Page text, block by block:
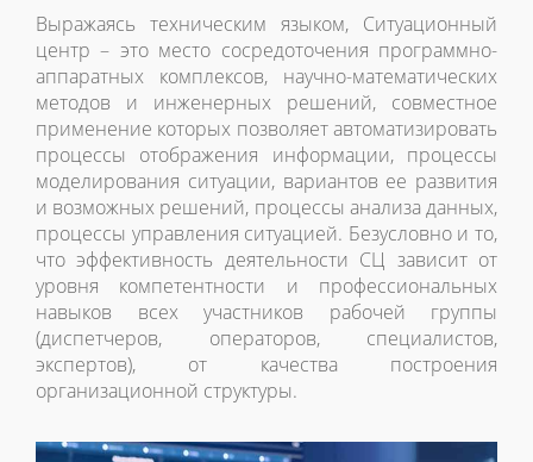
Выражаясь техническим языком, Ситуационный
центр – это место сосредоточения программно-
аппаратных комплексов, научно-математических
методов и инженерных решений, совместное
применение которых позволяет автоматизировать
процессы отображения информации, процессы
моделирования ситуации, вариантов ее развития
и возможных решений, процессы анализа данных,
процессы управления ситуацией. Безусловно и то,
что эффективность деятельности СЦ зависит от
уровня компетентности и профессиональных
навыков всех участников рабочей группы
(диспетчеров, операторов, специалистов,
экспертов), от качества построения
организационной структуры.